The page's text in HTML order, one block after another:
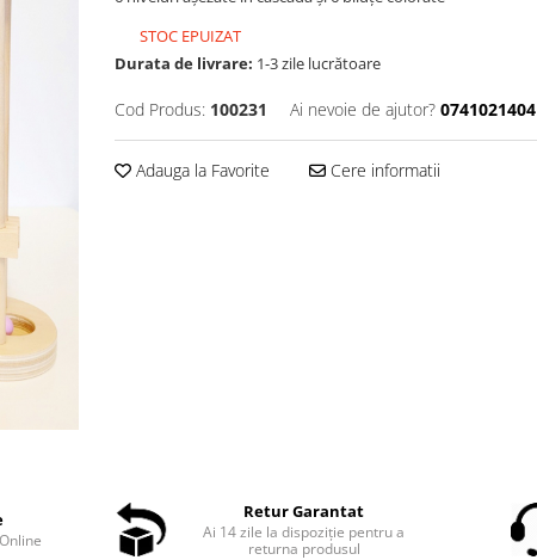
STOC EPUIZAT
Durata de livrare: 1-3 zile lucrătoare
Cod Produs: 100231 Ai nevoie de ajutor? 0741021404
Adauga la Favorite Cere informatii
Retur Garantat
Ai 14 zile la dispoziție pentru a
returna produsul